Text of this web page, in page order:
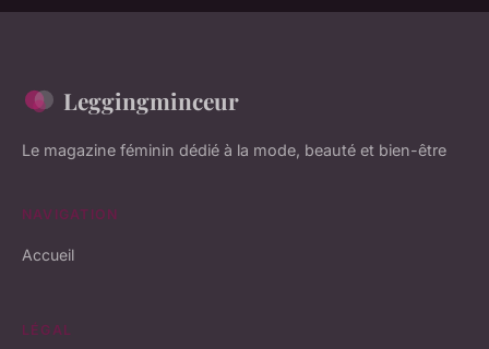
Leggingminceur
Le magazine féminin dédié à la mode, beauté et bien-être
NAVIGATION
Accueil
LÉGAL